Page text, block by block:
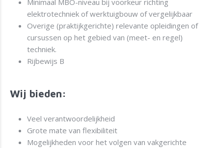
Minimaal MBO-niveau bij voorkeur richting
elektrotechniek of werktuigbouw of vergelijkbaar
Overige (praktijkgerichte) relevante opleidingen of
cursussen op het gebied van (meet- en regel)
techniek.
Rijbewijs B
Wij bieden:
Veel verantwoordelijkheid
Grote mate van flexibiliteit
Mogelijkheden voor het volgen van vakgerichte